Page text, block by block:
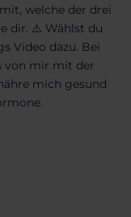
welche der drei
dir. ⚠️ Wählst du
Video dazu. Bei
von mir mit der
mich gesund